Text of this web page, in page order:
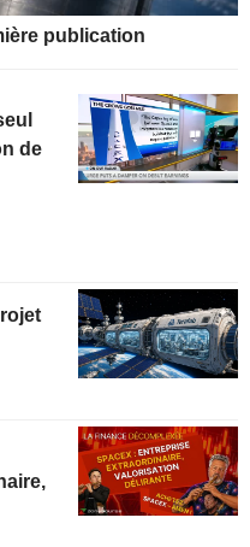
publication
de